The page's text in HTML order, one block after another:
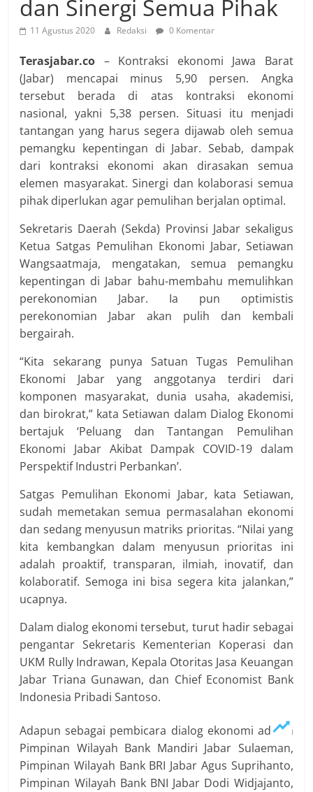
dan Sinergi Semua Pihak
11 Agustus 2020 Redaksi 0 Komentar
Terasjabar.co – Kontraksi ekonomi Jawa Barat
(Jabar) mencapai minus 5,90 persen. Angka
tersebut berada di atas kontraksi ekonomi
nasional, yakni 5,38 persen. Situasi itu menjadi
tantangan yang harus segera dijawab oleh semua
pemangku kepentingan di Jabar. Sebab, dampak
dari kontraksi ekonomi akan dirasakan semua
elemen masyarakat. Sinergi dan kolaborasi semua
pihak diperlukan agar pemulihan berjalan optimal.
Sekretaris Daerah (Sekda) Provinsi Jabar sekaligus
Ketua Satgas Pemulihan Ekonomi Jabar, Setiawan
Wangsaatmaja, mengatakan, semua pemangku
kepentingan di Jabar bahu-membahu memulihkan
perekonomian Jabar. Ia pun optimistis
perekonomian Jabar akan pulih dan kembali
bergairah.
“Kita sekarang punya Satuan Tugas Pemulihan
Ekonomi Jabar yang anggotanya terdiri dari
komponen masyarakat, dunia usaha, akademisi,
dan birokrat,” kata Setiawan dalam Dialog Ekonomi
bertajuk ‘Peluang dan Tantangan Pemulihan
Ekonomi Jabar Akibat Dampak COVID-19 dalam
Perspektif Industri Perbankan’.
Satgas Pemulihan Ekonomi Jabar, kata Setiawan,
sudah memetakan semua permasalahan ekonomi
dan sedang menyusun matriks prioritas. “Nilai yang
kita kembangkan dalam menyusun prioritas ini
adalah proaktif, transparan, ilmiah, inovatif, dan
kolaboratif. Semoga ini bisa segera kita jalankan,”
ucapnya.
Dalam dialog ekonomi tersebut, turut hadir sebagai
pengantar Sekretaris Kementerian Koperasi dan
UKM Rully Indrawan, Kepala Otoritas Jasa Keuangan
Jabar Triana Gunawan, dan Chief Economist Bank
Indonesia Pribadi Santoso.
Adapun sebagai pembicara dialog ekonomi adalah
Pimpinan Wilayah Bank Mandiri Jabar Sulaeman,
Pimpinan Wilayah Bank BRI Jabar Agus Suprihanto,
Pimpinan Wilayah Bank BNI Jabar Dodi Widjajanto,